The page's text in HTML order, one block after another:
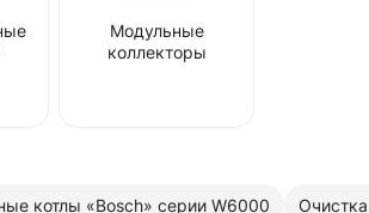
Модульные
коллекторы
котлы «Bosch» серии W6000